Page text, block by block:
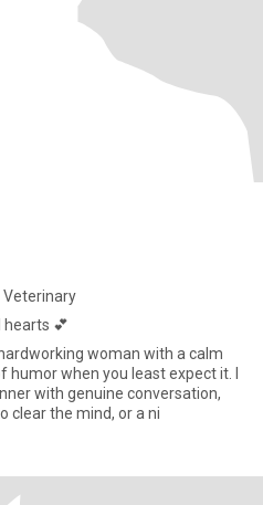
Veterinary
hearts 💕
woman with a calm
when you least expect it. I
with genuine conversation,
clear the mind, or a ni